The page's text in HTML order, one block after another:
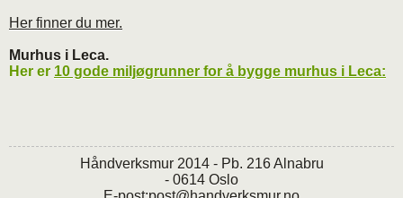
Her finner du mer.
Murhus i Leca.
Her er 10 gode miljøgrunner for å bygge murhus i Leca:
Håndverksmur 2014 - Pb. 216 Alnabru
- 0614 Oslo